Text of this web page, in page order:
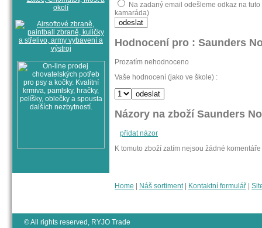
Na zadaný email odešleme odkaz na
kamaráda)
Hodnocení pro : Saunders
Prozatím nehodnoceno
Vaše hodnocení (jako ve škole) :
Názory na zboží Saunders
přidat názor
K tomuto zboží zatím nejsou žádné komentáře
Home | Náš sortiment | Kontaktní formulář |
© All rights reserved, RYJO Trade